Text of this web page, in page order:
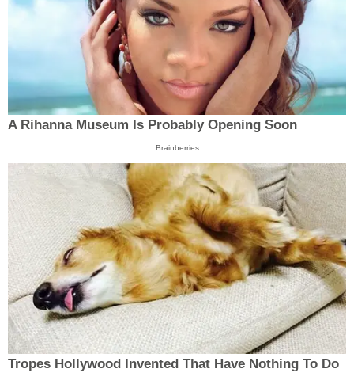
A Rihanna Museum Is Probably Opening Soon
Brainberries
Tropes Hollywood Invented That Have Nothing To Do